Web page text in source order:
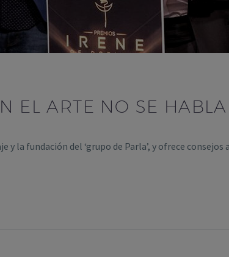
EL ARTE NO SE
la fundación del ‘grupo de Parla’, y ofrece consejos